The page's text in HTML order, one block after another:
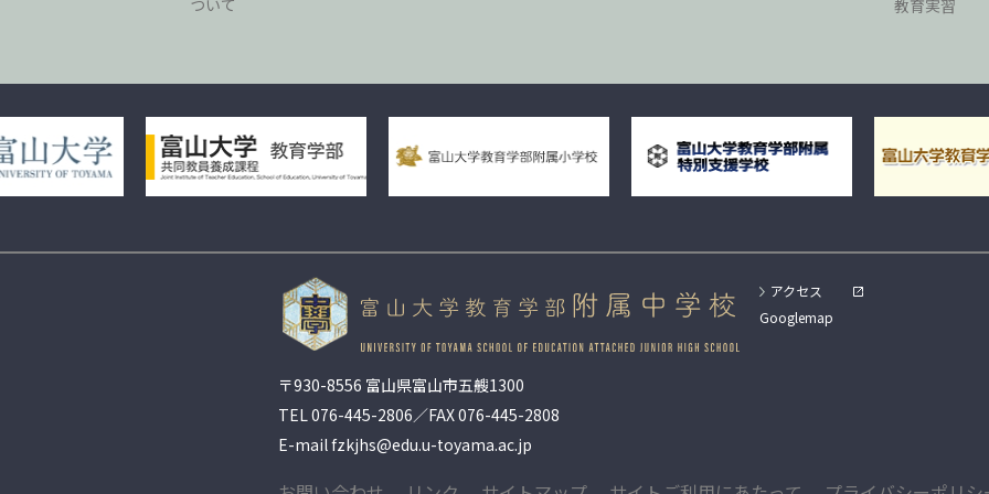
ついて 教育実習
アクセス
Googlemap
〒930-8556 富山県富山市五艘1300
TEL 076-445-2806／FAX 076-445-2808
E-mail fzkjhs@edu.u-toyama.ac.jp